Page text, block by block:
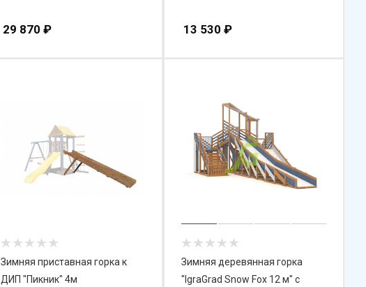
29 870 ₽ 13 530 ₽
Зимняя приставная горка к
ДИП "Пикник" 4м
Зимняя деревянная горка
"IgraGrad Snow Fox 12 м" с